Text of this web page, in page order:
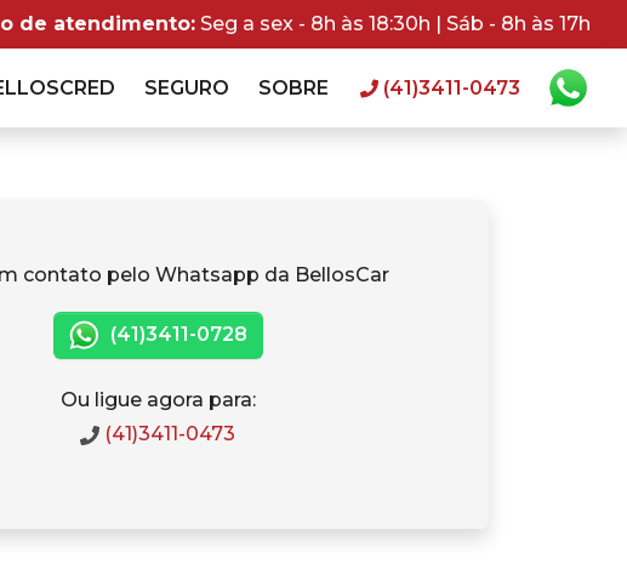
de atendimento: Seg a sex - 8h às 18:30h | Sáb - 8h às 17h
SEGURO SOBRE (41)3411-0473
contato pelo Whatsapp da BellosCar
(41)3411-0728
Ou ligue agora para:
(41)3411-0473